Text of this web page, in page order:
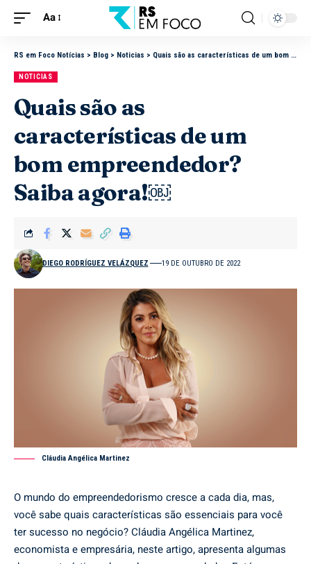
Aa
RS em Foco Notícias > Blog > Noticias > Quais são as características de um bom empreendedor? Saiba agora!￼
NOTICIAS
Quais são as
características de um
bom empreendedor?
Saiba agora!￼
DIEGO RODRÍGUEZ VELÁZQUEZ 19 DE OUTUBRO DE 2022
Cláudia Angélica Martinez
O mundo do empreendedorismo cresce a cada dia, mas,
você sabe quais características são essenciais para você
ter sucesso no negócio? Cláudia Angélica Martinez,
economista e empresária, neste artigo, apresenta algumas